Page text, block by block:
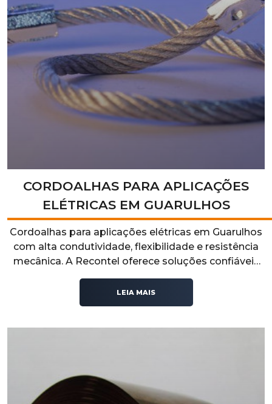
CORDOALHAS PARA APLICAÇÕES
ELÉTRICAS EM GUARULHOS
Cordoalhas para aplicações elétricas em Guarulhos
com alta condutividade, flexibilidade e resistência
mecânica. A Recontel oferece soluções confiáveis
para sistemas elétricos industriais, garantindo
segurança, eficiência e excelente desempenho
operacional.
LEIA MAIS